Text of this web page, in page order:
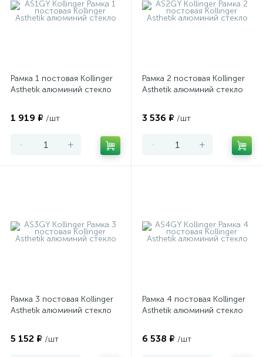
Рамка 1 постовая Kollinger
Asthetik алюминий стекло
1 919 ₽ /шт
- +
Рамка 2 постовая Kollinger
Asthetik алюминий стекло
3 536 ₽ /шт
- +
Рамка 3 постовая Kollinger
Asthetik алюминий стекло
5 152 ₽ /шт
Рамка 4 постовая Kollinger
Asthetik алюминий стекло
6 538 ₽ /шт